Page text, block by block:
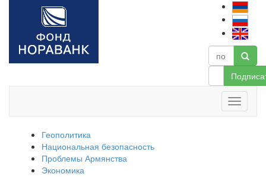
Геополитика
Национальная безопасность
Проблемы Армянства
Экономика